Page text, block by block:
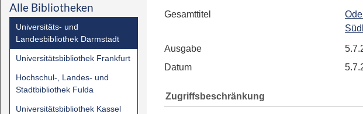
Alle Bibliotheken
Universitäts- und
Landesbibliothek Darmstadt
Universitätsbibliothek Frankfurt
Hochschul-, Landes- und
Stadtbibliothek Fulda
Universitätsbibliothek Kassel
Gesamttitel
Ausgabe
Datum
Zugriffsbeschränkung